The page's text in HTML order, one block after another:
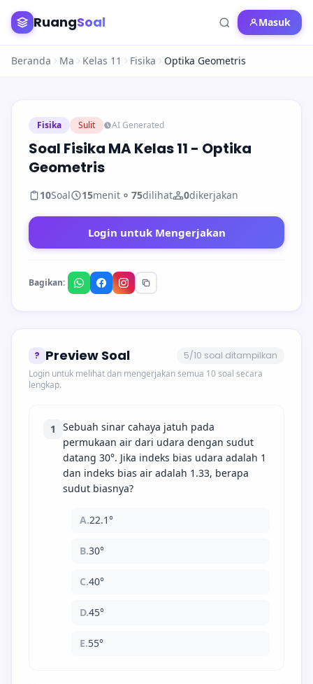
RuangSoal Masuk
Beranda Ma Kelas 11 Fisika Optika Geometris
Fisika Sulit AI Generated
Soal Fisika MA Kelas 11 - Optika
Geometris
10Soal 15menit 75dilihat 0dikerjakan
Login untuk Mengerjakan
Bagikan:
? Preview Soal
5/10 soal ditampilkan
Login untuk melihat dan mengerjakan semua 10 soal secara
lengkap.
1
Sebuah sinar cahaya jatuh pada
permukaan air dari udara dengan sudut
datang 30°. Jika indeks bias udara adalah 1
dan indeks bias air adalah 1.33, berapa
sudut biasnya?
A.22.1°
B.30°
C.40°
D.45°
E.55°